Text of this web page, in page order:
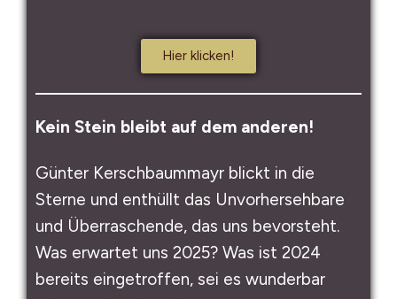
Hier klicken!
Kein Stein bleibt auf dem anderen!
Günter Kerschbaummayr blickt in die
Sterne und enthüllt das Unvorhersehbare
und Überraschende, das uns bevorsteht.
Was erwartet uns 2025? Was ist 2024
bereits eingetroffen, sei es wunderbar